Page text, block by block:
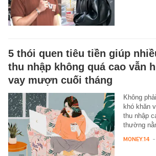
5 thói quen tiêu tiền giúp
thu nhập không quá cao vẫn
vay mượn cuối tháng
Không
khó khăn
thu nhập
thường
MONEY.14 -